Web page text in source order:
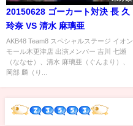
20150628 ゴーカート対決 長 久
玲奈 VS 清水 麻璃亜
AKB48 Team8 スペシャルステージ イオン
モール木更津店 出演メンバー 吉川 七瀬
（ななせ）、清水 麻璃亜（ぐんまり）、
岡部 麟（り...